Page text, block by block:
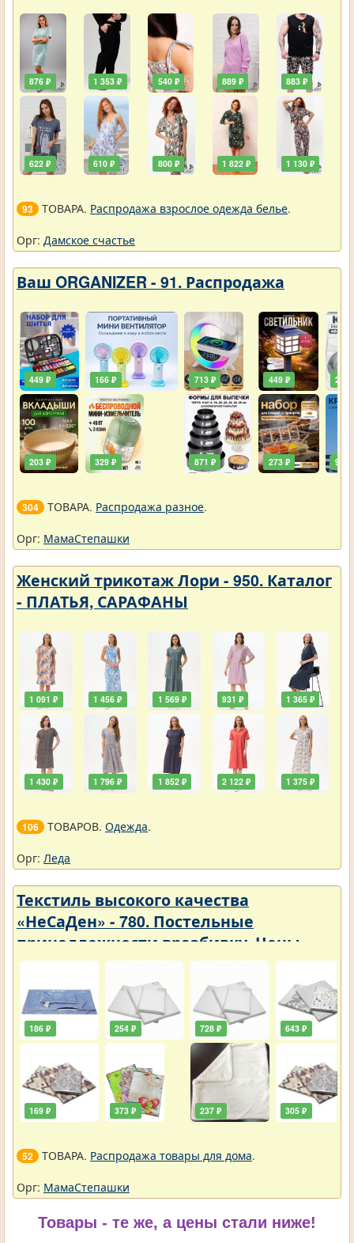
876 ₽
622 ₽
1 353 ₽
610 ₽
540 ₽
800 ₽
889 ₽
1 822 ₽
883 ₽
1 130 ₽
93 ТОВАРА. Распродажа взрослое одежда белье.
Орг: Дамское счастье
Ваш ORGANIZER - 91. Распродажа
449 ₽
203 ₽
166 ₽
329 ₽
713 ₽
871 ₽
449 ₽
273 ₽
203
90 ₽
304 ТОВАРА. Распродажа разное.
Орг: МамаСтепашки
Женский трикотаж Лори - 950. Каталог
- ПЛАТЬЯ, САРАФАНЫ
1 091 ₽
1 430 ₽
1 456 ₽
1 796 ₽
1 569 ₽
1 852 ₽
931 ₽
2 122 ₽
1 365 ₽
1 375 ₽
106 ТОВАРОВ. Одежда.
Орг: Леда
Текстиль высокого качества
«НеСаДен» - 780. Постельные
принадлежности вразбивку. Цены
упали
186 ₽
169 ₽
254 ₽
373 ₽
728 ₽
237 ₽
643 ₽
305 ₽
52 ТОВАРА. Распродажа товары для дома.
Орг: МамаСтепашки
Товары - те же, а цены стали ниже!